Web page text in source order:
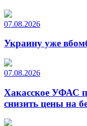
07.08.2026
Украину уже
07.08.2026
Хакасское УФАС
снизить цены на